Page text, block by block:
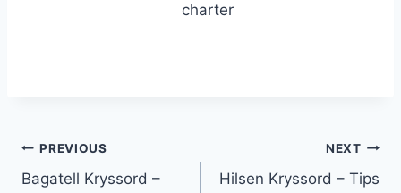
charter
Innleggsnavigasjon
PREVIOUS
Bagatell Kryssord –
NEXT
Hilsen Kryssord – Tips